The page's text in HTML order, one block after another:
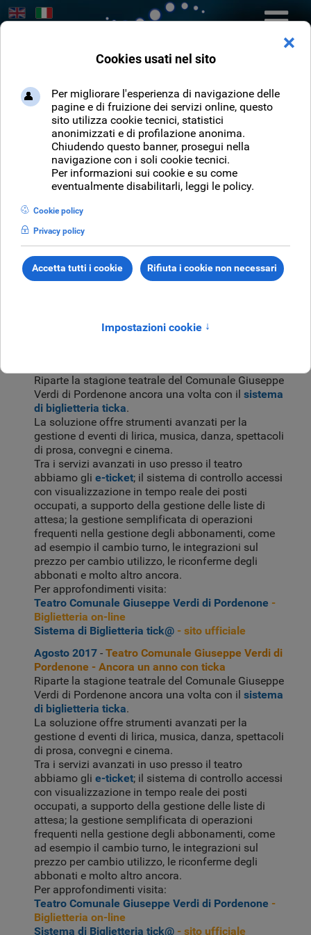
Seleziona la tua lingua
CERCA
Home NEWS
Archivio Notizie
Teatro Comunale Giuseppe Verdi di Pordenone - Stagione teatrale
2017-2018
Teatro Comunale
Giuseppe Verdi di
Pordenone -
Stagione teatrale
2017-2018
Riparte la stagione teatrale del Comunale Giuseppe
Verdi di Pordenone ancora una volta con il sistema
di biglietteria ticka.
La soluzione offre strumenti avanzati per la
gestione d eventi di lirica, musica, danza, spettacoli
di prosa, convegni e cinema.
Tra i servizi avanzati in uso presso il teatro
abbiamo gli e-ticket; il sistema di controllo accessi
con visualizzazione in tempo reale dei posti
occupati, a supporto della gestione delle liste di
attesa; la gestione semplificata di operazioni
frequenti nella gestione degli abbonamenti, come
ad esempio il cambio turno, le integrazioni sul
prezzo per cambio utilizzo, le riconferme degli
abbonati e molto altro ancora.
Per approfondimenti visita:
Teatro Comunale Giuseppe Verdi di Pordenone -
Biglietteria on-line
Sistema di Biglietteria tick@ - sito ufficiale
Agosto 2017 - Teatro Comunale Giuseppe Verdi di
Pordenone - Ancora un anno con ticka
Riparte la stagione teatrale del Comunale Giuseppe
Verdi di Pordenone ancora una volta con il sistema
di biglietteria ticka.
La soluzione offre strumenti avanzati per la
gestione d eventi di lirica, musica, danza, spettacoli
di prosa, convegni e cinema.
Tra i servizi avanzati in uso presso il teatro
abbiamo gli e-ticket; il sistema di controllo accessi
con visualizzazione in tempo reale dei posti
occupati, a supporto della gestione delle liste di
attesa; la gestione semplificata di operazioni
frequenti nella gestione degli abbonamenti, come
ad esempio il cambio turno, le integrazioni sul
prezzo per cambio utilizzo, le riconferme degli
abbonati e molto altro ancora.
Per approfondimenti visita:
Teatro Comunale Giuseppe Verdi di Pordenone -
Biglietteria on-line
Sistema di Biglietteria tick@ - sito ufficiale